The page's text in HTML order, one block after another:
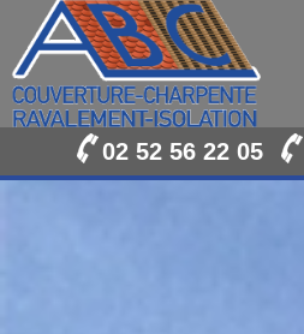
02 52 56 22 05